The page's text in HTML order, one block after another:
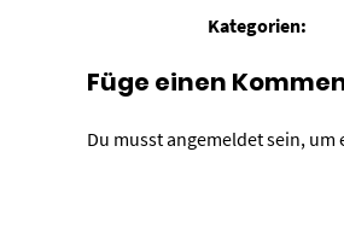
Kategorien:
Füge einen
Du musstangemeldetsein, um